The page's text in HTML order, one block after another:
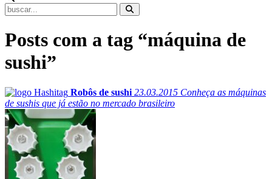
Posts com a tag “máquina de
sushi”
Robôs de sushi 23.03.2015 Conheça as máquinas
de sushis que já estão no mercado brasileiro